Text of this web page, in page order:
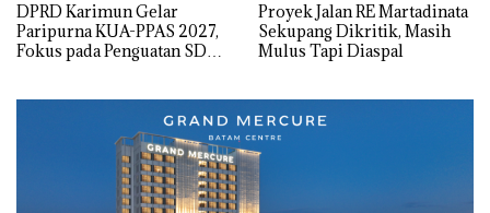
DPRD Karimun Gelar
Paripurna KUA-PPAS 2027,
Fokus pada Penguatan SDM,
Proyek Jalan RE Martadinata
Sekupang Dikritik, Masih
Mulus Tapi Diaspal